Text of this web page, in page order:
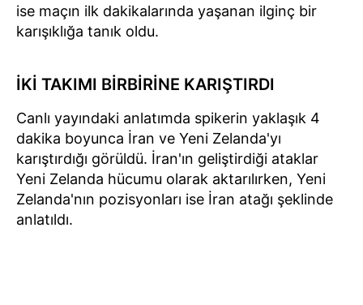
ise maçın ilk dakikalarında yaşanan ilginç bir
karışıklığa tanık oldu.
İKİ TAKIMI BİRBİRİNE KARIŞTIRDI
Canlı yayındaki anlatımda spikerin yaklaşık 4
dakika boyunca İran ve Yeni Zelanda'yı
karıştırdığı görüldü. İran'ın geliştirdiği ataklar
Yeni Zelanda hücumu olarak aktarılırken, Yeni
Zelanda'nın pozisyonları ise İran atağı şeklinde
anlatıldı.